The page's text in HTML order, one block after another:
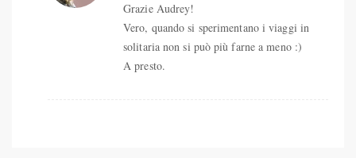
Grazie Audrey!
Vero, quando si sperimentano i viaggi in
solitaria non si può più farne a meno :)
A presto.